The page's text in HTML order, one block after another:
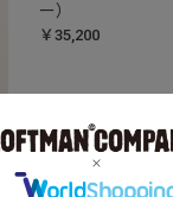
ー）
￥35,200
Men's
Responsibili-Tee